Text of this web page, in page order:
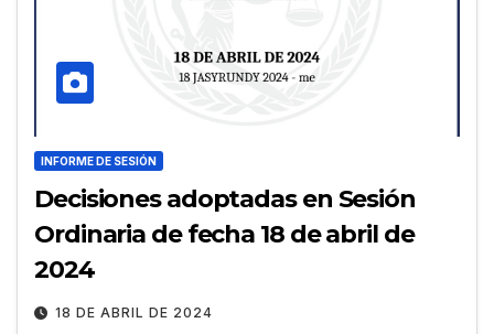
INFORME DE SESIÓN
Decisiones adoptadas en Sesión
Ordinaria de fecha 18 de abril de
2024
18 DE ABRIL DE 2024